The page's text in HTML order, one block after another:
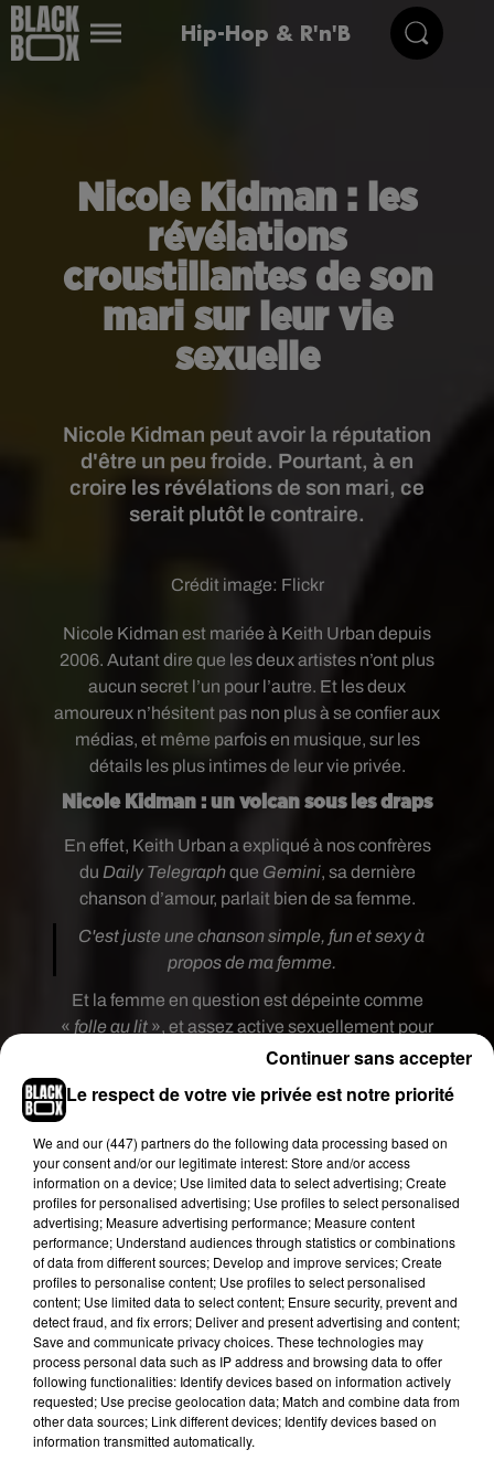
Hip-Hop & R'n'B
Nicole Kidman : les
révélations
croustillantes de son
mari sur leur vie
sexuelle
Nicole Kidman peut avoir la réputation
d'être un peu froide. Pourtant, à en
croire les révélations de son mari, ce
serait plutôt le contraire.
Crédit image: Flickr
Nicole Kidman est mariée à Keith Urban depuis
2006. Autant dire que les deux artistes n’ont plus
aucun secret l’un pour l’autre. Et les deux
amoureux n’hésitent pas non plus à se confier aux
médias, et même parfois en musique, sur les
détails les plus intimes de leur vie privée.
Nicole Kidman : un volcan sous les draps
En effet, Keith Urban a expliqué à nos confrères
du Daily Telegraphque Gemini, sa dernière
chanson d’amour, parlait bien de sa femme.
C'est juste une chanson simple, fun et sexy à
propos de ma femme.
Et la femme en question est dépeinte comme
« folle au lit », et assez active sexuellement pour
se réveiller au milieu de la nuit et se lancer dans
australien de 50 ans ne voit toutefois pas en quoi
ouvertement ce genre de détails de sa vie privée
avec ses fans.
Si je ressens cela à son propos, où est le
problème ?
Une belle déclaration d’amour qui devrait faire
taire pour un petit moment les nombreuses
rumeurs de divorce entre l’actrice de 50 ans et son
mari.
Le respect de votre vie privée est notre priorité
We and our (447) partnersdo the following data processing based on
your consent and/or our legitimate interest: Store and/or access
information on a device; Use limited data to select advertising; Create
profiles for personalised advertising; Use profiles to select personalised
advertising; Measure advertising performance; Measure content
performance; Understand audiences through statistics or combinations
of data from different sources; Develop and improve services; Create
profiles to personalise content; Use profiles to select personalised
content; Use limited data to select content; Ensure security, prevent and
detect fraud, and fix errors; Deliver and present advertising and content;
Save and communicate privacy choices. These technologies may
process personal data such as IP address and browsing data to offer
following functionalities: Identify devices based on information actively
requested; Use precise geolocation data; Match and combine data from
other data sources; Link different devices; Identify devices based on
information transmitted automatically.
Continuer sans accepter